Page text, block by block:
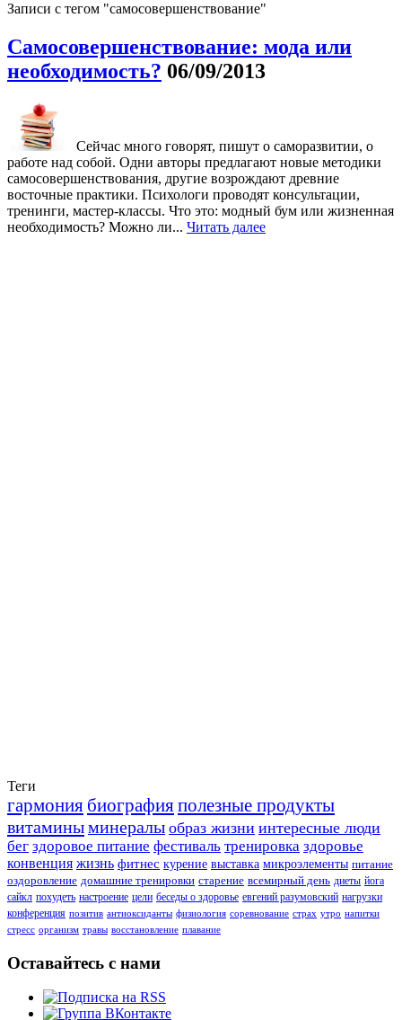
Записи с тегом "самосовершенствование"
Самосовершенствование: мода или
необходимость? 06/09/2013
Сейчас много говорят, пишут о саморазвитии, о
работе над собой. Одни авторы предлагают новые методики
самосовершенствования, другие возрождают древние
восточные практики. Психологи проводят консультации,
тренинги, мастер-классы. Что это: модный бум или жизненная
необходимость? Можно ли... Читать далее
Теги
гармония биографияполезные продукты
витаминыминералы образ жизни интересные люди
бег здоровое питание фестиваль тренировка здоровье
конвенция жизнь фитнес курение выставка микроэлементы питание
оздоровление домашние тренировки старение всемирный день диеты йога
сайкл похудеть настроение цели беседы о здоровье евгений разумовский нагрузки
конференция позитив антиоксиданты физиология соревнование страх утро напитки
стресс организм травы восстановление плавание
Оставайтесь с нами